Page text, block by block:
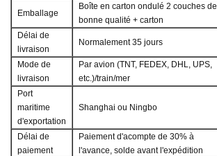
Emballage
Boîte en carton ondulé 2 couches de
bonne qualité + carton
Délai de
livraison
Normalement 35 jours
Mode de
livraison
Par avion (TNT, FEDEX, DHL, UPS,
etc.)/train/mer
Port
maritime
d'exportation
Shanghai ou Ningbo
Délai de
paiement
Paiement d'acompte de 30% à
l'avance, solde avant l'expédition